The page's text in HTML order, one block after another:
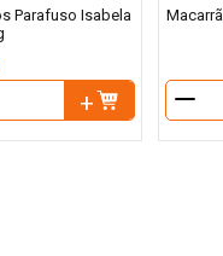
Parafuso Isabela